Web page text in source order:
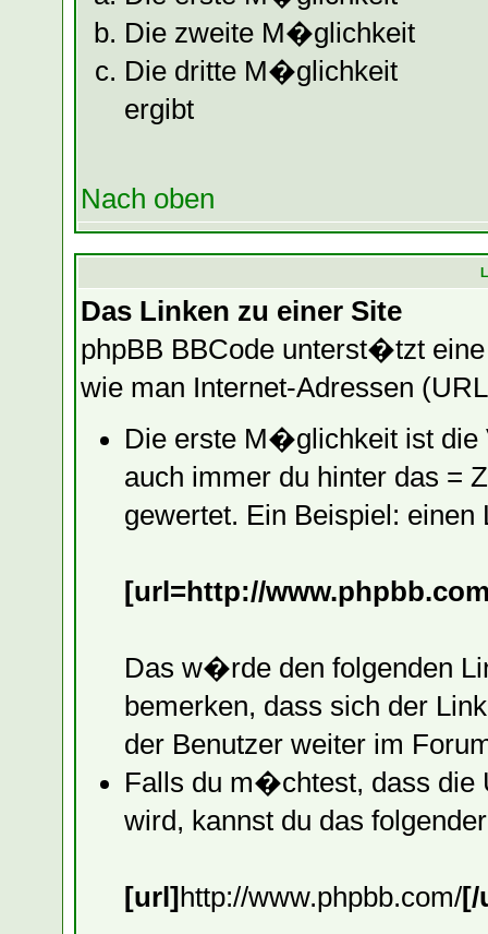
Die zweite M�glichkeit
Die dritte M�glichkeit
ergibt
Nach oben
Das Linken zu einer Site
phpBB BBCode unterst�tzt
wie man Internet-Adressen
Die erste M�glichkeit ist die
auch immer du hinter das =
gewertet. Ein Beispiel:
[url=http://
Das w�rde den folgenden
bemerken, dass sich der
der Benutzer weiter im
Falls du m�chtest, dass die
wird, kannst du das
[url] http://www.phpbb.com/[/